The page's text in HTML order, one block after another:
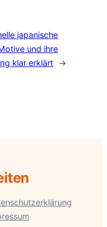
japanische
und ihre
klar erklärt →